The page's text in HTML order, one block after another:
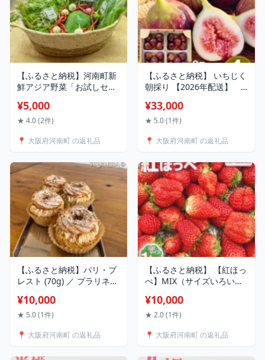
【ふるさと納税】河南町新
鮮アジア野菜「お試しセッ
ジル 新鮮 野菜セット ハー
ブ 唐辛子 空芯菜 エスニッ
合わせ 食材 多彩 野菜レシ
送料無料 大阪府 No.331
¥5,000
★ 4.0 (2件)
📍 大阪府河南町 の返礼品
【ふるさと納税】 いちじく
朝採り 【2026年配送】
フルーツ くだもの 果物 果
実 朝採れ 新鮮 大容量 農家
品 送料無料 No.281
¥33,000
★ 5.0 (1件)
📍 大阪府河南町 の返礼品
【ふるさと納税】パリ・ブ
レスト (70g) ／ プラリネ
阪府 焼き菓子 スイーツ お
やつ 自宅カフェ 贈り物 ギ
クッと 甘さ程よい No.333
¥10,000
★ 5.0 (1件)
📍 大阪府河南町 の返礼品
【ふるさと納税】 【紅ほっ
ぺ】MIX（サイズいろい
いちご 苺 果物 フルーツ
1kg 1キロ 小粒 大粒 サイズ
ズいろいろ 国産 河南町産
¥10,000
★ 2.0 (1件)
📍 大阪府河南町 の返礼品